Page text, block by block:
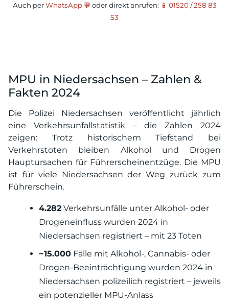
Auch perWhatsApp 💬 oder direkt anrufen: 📱 01520 / 258 83
53
MPU in Niedersachsen – Zahlen &
Fakten 2024
Die Polizei Niedersachsen veröffentlicht jährlich
eine Verkehrsunfallstatistik – die Zahlen 2024
zeigen: Trotz historischem Tiefstand bei
Verkehrstoten bleiben Alkohol und Drogen
Hauptursachen für Führerscheinentzüge. Die MPU
ist für viele Niedersachsen der Weg zurück zum
Führerschein.
4.282 Verkehrsunfälle unter Alkohol- oder
Drogeneinfluss wurden 2024 in
Niedersachsen registriert – mit 23 Toten
~15.000 Fälle mit Alkohol-, Cannabis- oder
Drogen-Beeinträchtigung wurden 2024 in
Niedersachsen polizeilich registriert – jeweils
ein potenzieller MPU-Anlass